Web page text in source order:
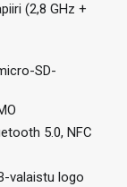
(2,8 GHz +
SD-
5.0, NFC
valaistu logo